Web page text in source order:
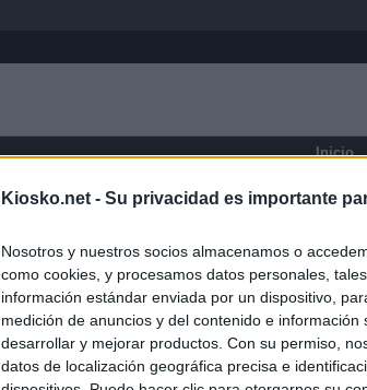
Kiosko.net - Su privacidad es importante
Nosotros y nuestros socios almacenamos o
como cookies, y procesamos datos personales,
información estándar enviada por un dispositivo,
medición de anuncios y del contenido e
desarrollar y mejorar productos. Con su permiso,
datos de localización geográfica precisa e
Inicio
Aragón Huesca